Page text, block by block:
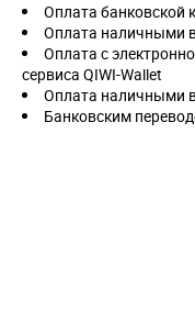
Оплата банковской
Оплата наличными
Оплата с
сервиса QIWI-Wallet
Оплата наличными
Банковским